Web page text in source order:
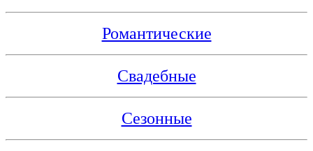
Романтические
Свадебные
Сезонные